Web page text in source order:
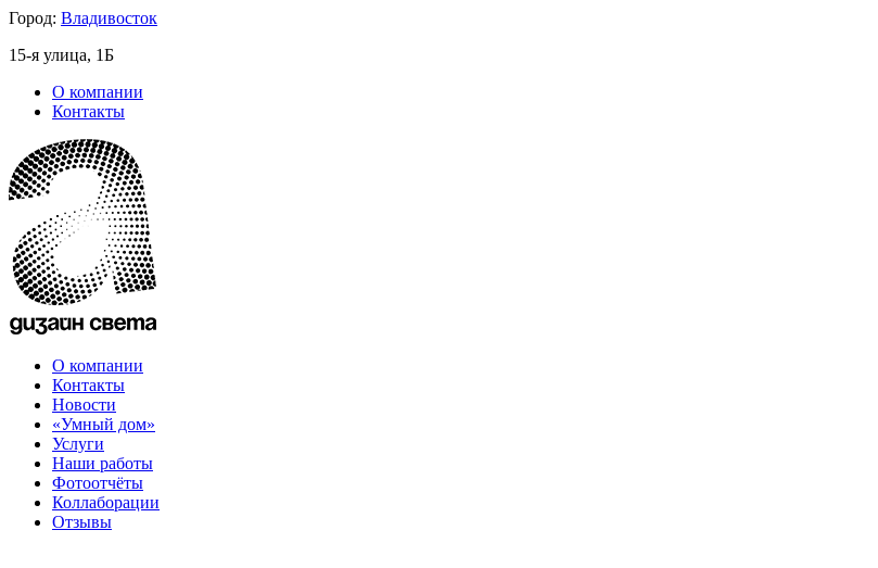
Город: Владивосток
15-я улица, 1Б
О компании
Контакты
О компании
Контакты
Новости
«Умный дом»
Услуги
Наши работы
Фотоотчёты
Коллаборации
Отзывы